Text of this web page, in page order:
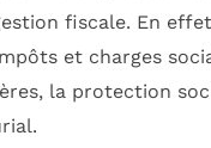
fiscale. En
et charges
la protection